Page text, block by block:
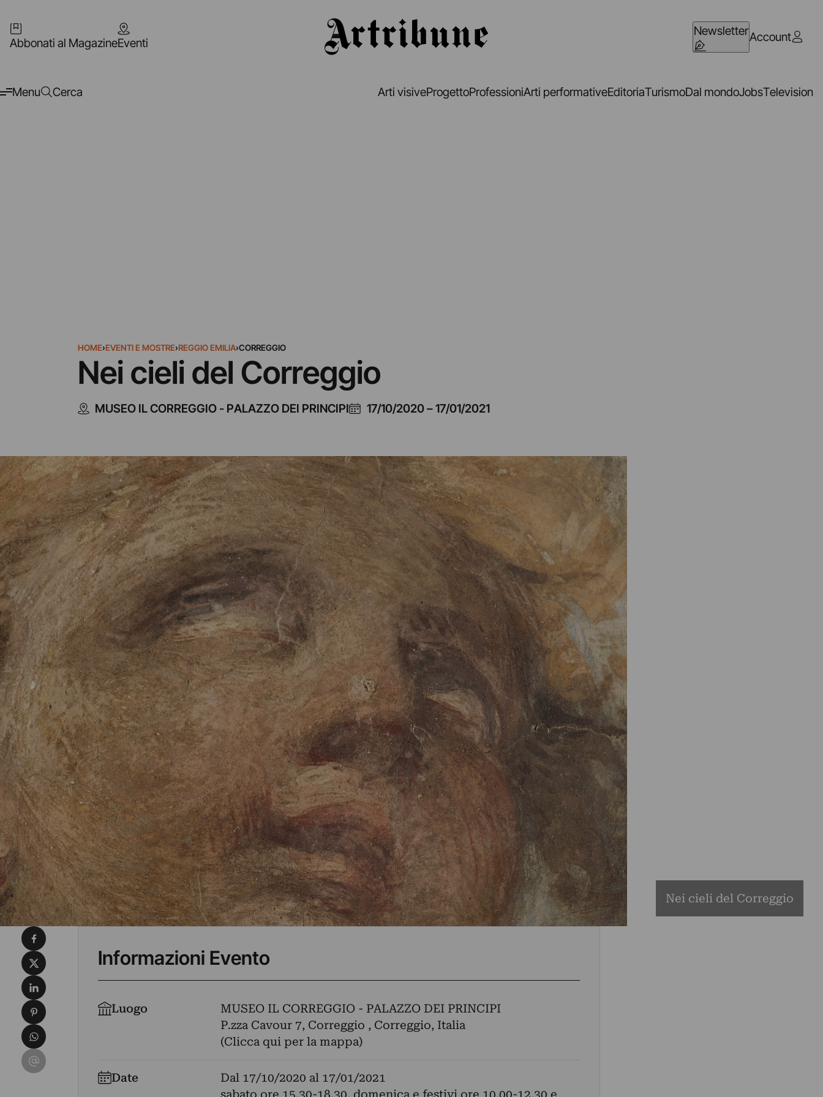
Abbonati al MagazineEventi
NewsletterAccount
Menu Cerca Arti visiveProgettoProfessioniArti performativeEditoriaTurismoDal mondoJobsTelevision
HOME›EVENTI E MOSTRE›REGGIO EMILIA›CORREGGIO
Nei cieli del Correggio
MUSEO IL CORREGGIO - PALAZZO DEI PRINCIPI 17/10/2020–17/01/2021
Nei cieli del Correggio
Informazioni Evento
Luogo
MUSEO IL CORREGGIO - PALAZZO DEI PRINCIPI
P.zza Cavour 7, Correggio , Correggio, Italia
(Clicca qui per la mappa)
Date Dal 17/10/2020 al 17/01/2021
Condividi su Facebook
Condividi su X
Condividi su LinkedIn
Condividi su Pinterest
Condividi su WhatsApp
Condividi su Email